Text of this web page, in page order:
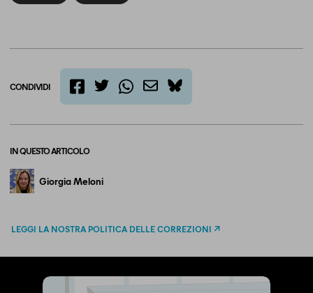
CONDIVIDI
bluesky
IN QUESTO ARTICOLO
Giorgia Meloni
LEGGI LA NOSTRA POLITICA DELLE CORREZIONI